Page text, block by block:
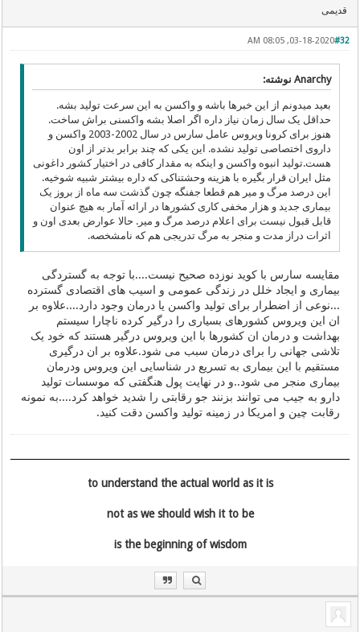
قدیمی
#32
03-18-2020, 08:05 AM
Anarchy نوشته:
بعید میدونم از این خبرها باشه و واکسن به این سرعت تولید بشه.
حداقل یک سال زمان نیاز داره اگر اصلا بشه واکسنی براش ساخت.
هنوز برای کرونا ویروس عامل سارس در سال 2002-2003 واکسن و
داروی اختصاصی تولید نشده. این یکی که چند برابر بدتر از اون
هست.تولید انبوه واکسن و اینکه به مقدار کافی در اختیار کشور داغونی
مثل ایران قرار بگیره با هزینه وحشتناکی که داره بیشتر شبیه شوخیه.
این درصد مرگ و میر هم قطعا جفنگه چون گذشت سه ماه از بروز یک
بیماری جدید و هزار مخفی کاری کشورها در ارائه آمار به هیچ عنوان
قابل قبول نیست برای اعلام درصد مرگ و میر. حالا عوارض بعدی اون و
اثرات دراز مدت و منجر به مرگ تدریجی هم که نامشخصه.
مقایسه سارس با کوید نوزده صحیح نیست....با توجه به گستردگی
بیماری و ایجاد خلل در زندگی عمومی و اسیب های اقتصادی گسترده
...نوعی از اضطرار برای تولید واکسن یا درمان وجود دارد....علاوه بر
ان این ویروس کشورهای بسیاری را درگیر کرده ناچارا سیستم
بهداشت و درمان ان کشورها با این ویروس درگیر هستند که خود یک
تلاشی جهانی را برای درمان سبب می شود.علاوه بر ان درگیری
مستقیم با این بیماری به تسریع در شناسایی این ویروس ودرمان
بیماری منجر می شود..و در نهایت پول هنگفتی که موسسات تولید
دارو به جیب می توانند بزنند جو رقابتی را شدید خواهد کرد....به نمونه
رقابت چین و امریکا در زمینه تولید واکسن دقت کنید.
to understand the actual world as it is
not as we should wish it to be
is the beginning of wisdom